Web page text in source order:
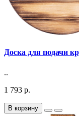
Доска для подачи
..
1 793 р.
В корзину